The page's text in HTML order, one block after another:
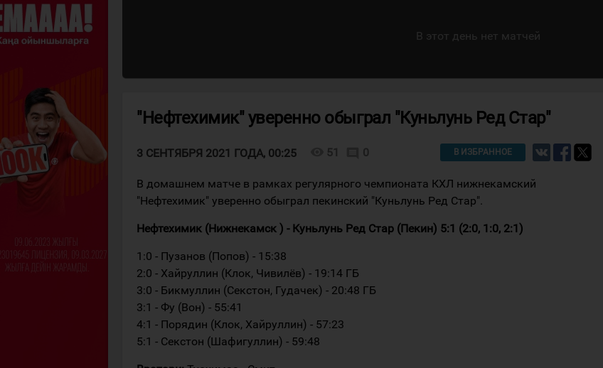
В этот день нет матчей
"Нефтехимик" уверенно обыграл "Куньлунь Ред Стар"
3 СЕНТЯБРЯ 2021 ГОДА, 00:25 51 0 В ИЗБРАННОЕ
В домашнем матче в рамках регулярного чемпионата КХЛ нижнекамский
"Нефтехимик" уверенно обыграл пекинский "Куньлунь Ред Стар".
Нефтехимик (Нижнекамск ) - Куньлунь Ред Стар (Пекин) 5:1 (2:0, 1:0, 2:1)
1:0 - Пузанов (Попов) - 15:38
2:0 - Хайруллин (Клок, Чивилёв) - 19:14 ГБ
3:0 - Бикмуллин (Секстон, Гудачек) - 20:48 ГБ
3:1 - Фу (Вон) - 55:41
4:1 - Порядин (Клок, Хайруллин) - 57:23
5:1 - Секстон (Шафигуллин) - 59:48